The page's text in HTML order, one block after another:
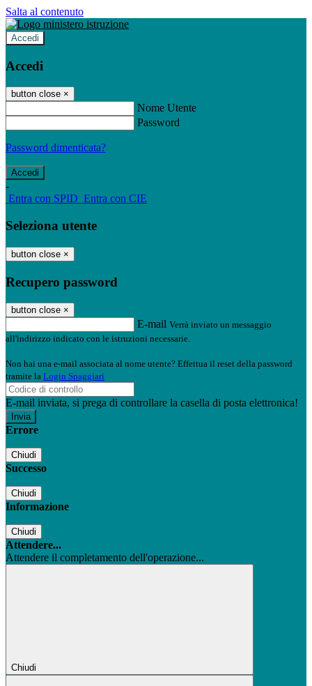
Salta al contenuto
Accedi
Accedi
button close ×
Nome Utente
Password
Password dimenticata?
-
Entra con SPID Entra con CIE
Seleziona utente
button close ×
Recupero password
button close ×
E-mail Verrà inviato un messaggio
all'indirizzo indicato con le istruzioni necessarie.
Non hai una e-mail associata al nome utente? Effettua il reset della password
tramite la Login Spaggiari
E-mail inviata, si prega di controllare la casella di posta elettronica!
Errore
Chiudi
Successo
Chiudi
Informazione
Chiudi
Attendere...
Attendere il completamento dell'operazione...
Chiudi